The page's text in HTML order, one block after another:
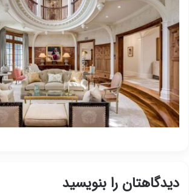
دیدگاهتان را بنویسید